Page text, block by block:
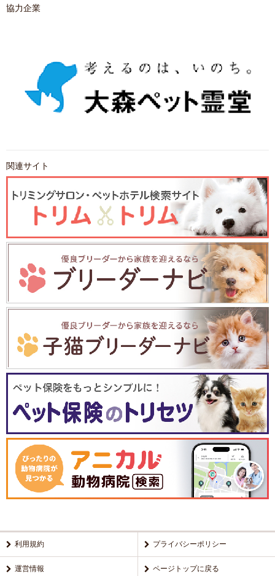
協力企業
関連サイト
利用規約 プライバシーポリシー
運営情報 ページトップに戻る